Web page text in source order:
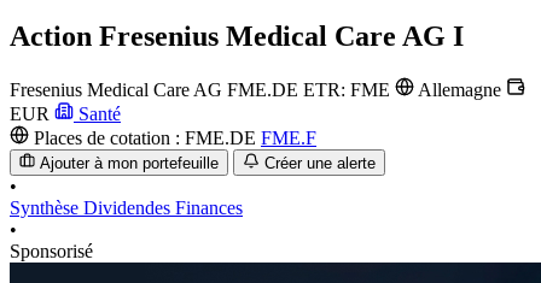
Action Fresenius Medical Care AG I
Fresenius Medical Care AG FME.DE ETR: FME
Allemagne
EUR
Santé
Places de cotation : FME.DE FME.F
Ajouter à mon portefeuille Créer une alerte
•
Synthèse Dividendes Finances
•
Sponsorisé